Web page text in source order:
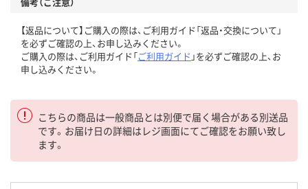
【返品について】ご購入の際は、ご利用ガイド「返品・交換について」
を必ずご確認の上、お申し込みください。
ご購入の際は、ご利用ガイド「ご利用ガイド 」を必ずご確認の上、お
申し込みください。
こちらの商品は一般商品とは別便で届く場合がある別送品
です。お届け日の詳細はレジ画面にてご確認をお願い致し
ます。